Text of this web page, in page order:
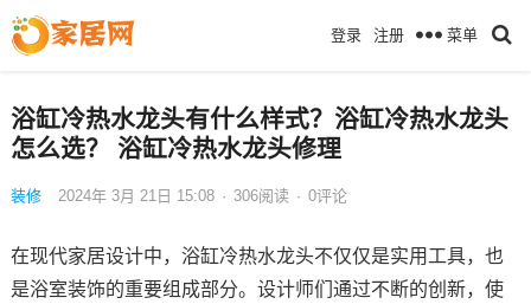
登录 注册 菜单
浴缸冷热水龙头有什么样式？浴缸冷热水龙头
怎么选？ 浴缸冷热水龙头修理
装修 2024年 3月 21日 15:08 · 306阅读 · 0评论
在现代家居设计中，浴缸冷热水龙头不仅仅是实用工具，也
是浴室装饰的重要组成部分。设计师们通过不断的创新，使